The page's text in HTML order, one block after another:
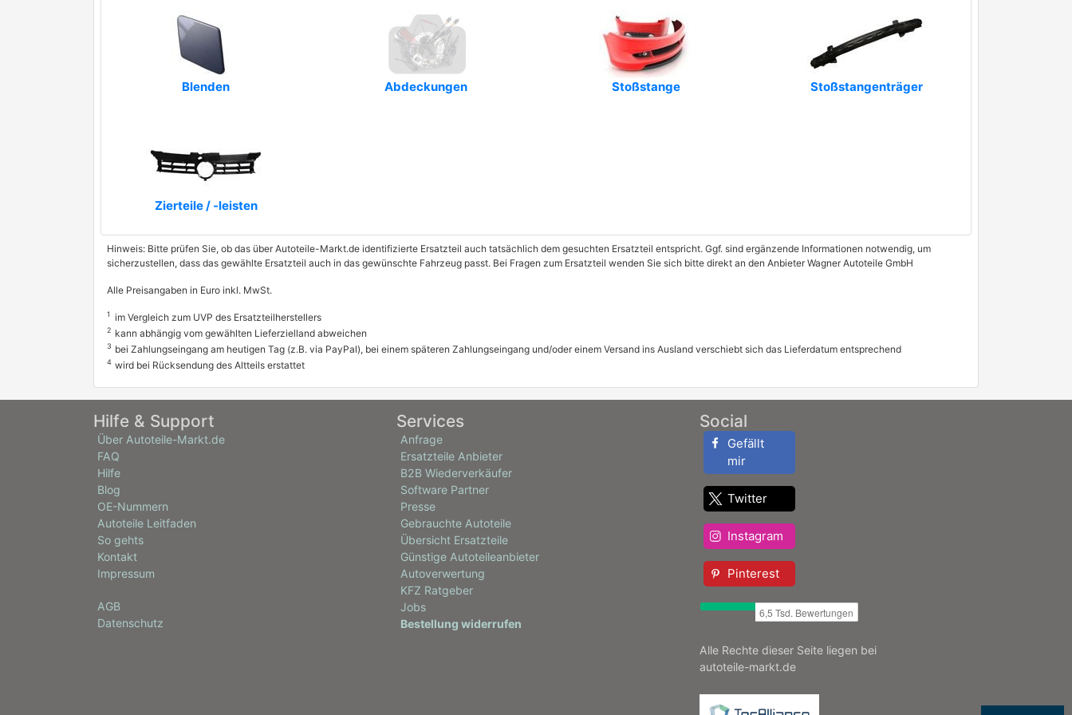
Blenden Abdeckungen Stoßstange Stoßstangenträger
Zierteile / -leisten
Hinweis: Bitte prüfen Sie, ob das über Autoteile-Markt.de identifizierte Ersatzteil auch tatsächlich dem gesuchten Ersatzteil entspricht. Ggf. sind ergänzende Informationen notwendig, um
sicherzustellen, dass das gewählte Ersatzteil auch in das gewünschte Fahrzeug passt. Bei Fragen zum Ersatzteil wenden Sie sich bitte direkt an den Anbieter Wagner Autoteile GmbH
Alle Preisangaben in Euro inkl. MwSt.
1 im Vergleich zum UVP des Ersatzteilherstellers
2 kann abhängig vom gewählten Lieferzielland abweichen
3 bei Zahlungseingang am heutigen Tag (z.B. via PayPal), bei einem späteren Zahlungseingang und/oder einem Versand ins Ausland verschiebt sich das Lieferdatum entsprechend
4 wird bei Rücksendung des Altteils erstattet
Hilfe & Support
Über Autoteile-Markt.de
FAQ
Hilfe
Blog
OE-Nummern
Autoteile Leitfaden
So gehts
Kontakt
Impressum
AGB
Datenschutz
Services
Anfrage
Ersatzteile Anbieter
B2B Wiederverkäufer
Software Partner
Presse
Gebrauchte Autoteile
Übersicht Ersatzteile
Günstige Autoteileanbieter
Autoverwertung
KFZ Ratgeber
Jobs
Bestellung widerrufen
Social
Gefällt
mir
Twitter
Instagram
Pinterest
Alle Rechte dieser Seite liegen bei
autoteile-markt.de